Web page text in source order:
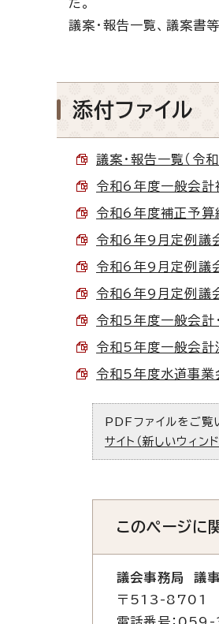
た。
議案・報告一覧、議案書
添付ファイル
議案・報告一覧（
令和6年度一般会計
令和6年度補正予
令和6年9月定例議
令和6年9月定例議
令和6年9月定例議
令和5年度一般会計
令和5年度一般会
令和5年度水道事業
PDFファイルをご覧
サイト（新しいウィンド
このページに
議会事務局 議
〒513-8701
電話番号：